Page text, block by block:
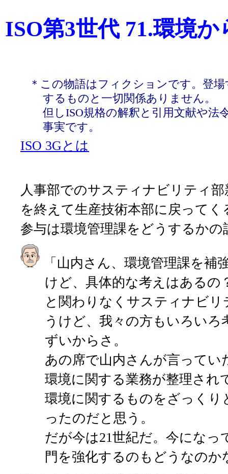
ISO第3世代 71.環境か
＊この物語はフィクションです。登
するものと一切関係ありません。
但しISO規格の解釈と引用文献や法
事実です。
ISO 3Gとは
人事部でのサスティナビリティ
を終えて生産技術本部に戻ってく
参与は環境管理課をどうするかの
「山内さん、環境管理課を補
けど、具体的な考えはあるの
と関わりなくサスティナビ
うけど、我々の方もいろい
ずいからさ。
あの席で山内さんが言ってい
環境に関する業務が整理され
環境に関するものをざっくり
ったのだと思う。
だが今は21世紀だ。今になっ
門を強化するのもどうなのか